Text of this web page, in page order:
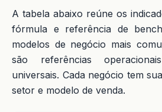
A tabela abaixo reúne os
fórmula e referência de
modelos de negócio mais
são referências
universais. Cada negócio tem
setor e modelo de venda.